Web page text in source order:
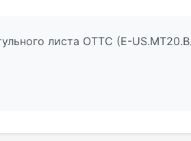
листа ОТТС (E-